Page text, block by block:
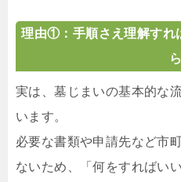
理由①：手順さえ理解すれ
ら
実は、墓じまいの基本的な
います。
必要な書類や申請先など市
ないため、「何をすればい